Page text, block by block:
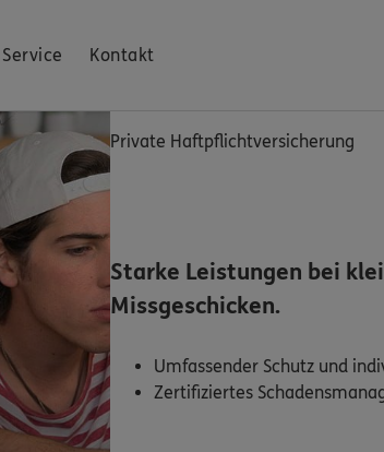
Service Kontakt
Private Haftpflichtversicherung
Starke Leistungen bei
Missgeschicken.
Umfassender Schutz und
Zertifiziertes